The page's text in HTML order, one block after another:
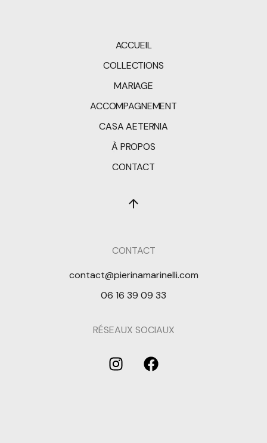
ACCUEIL
COLLECTIONS
MARIAGE
ACCOMPAGNEMENT
CASA AETERNIA
À PROPOS
CONTACT
CONTACT
contact@pierinamarinelli.com
06 16 39 09 33
RÉSEAUX SOCIAUX